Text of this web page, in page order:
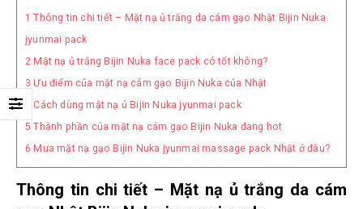
1 Thông tin chi tiết – Mặt nạ ủ trắng da cám gạo Nhật Bijin Nuka
jyunmai pack
2 Mặt nạ ủ trắng Bijin Nuka face pack có tốt không?
3 Ưu điểm của mặt nạ cám gạo Bijin Nuka của Nhật
Cách dùng mặt nạ ủ Bijin Nuka jyunmai pack
5 Thành phần của mặt nạ cám gạo Bijin Nuka đang hot
6 Mua mặt nạ gạo Bijin Nuka jyunmai massage pack Nhật ở đâu?
Thông tin chi tiết – Mặt nạ ủ trắng da cám